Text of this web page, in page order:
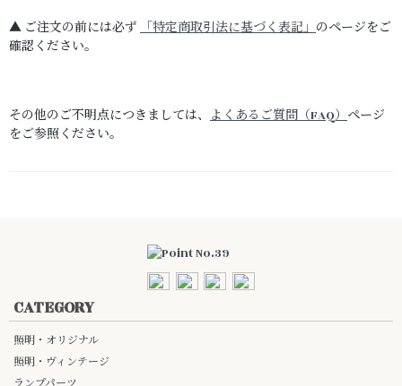
▲ ご注文の前には必ず 「特定商取引法に基づく表記」のページをご
確認ください。
その他のご不明点につきましては、 よくあるご質問（FAQ）ページ
をご参照ください。
CATEGORY
照明・オリジナル
照明・ヴィンテージ